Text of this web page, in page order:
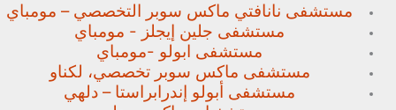
مستشفى نانافتي ماكس سوبر التخصصي – مومباي
مستشفى جلين إيجلز - مومباي
مستشفى ابولو -مومباي
مستشفى ماكس سوبر تخصصي، لكناو
مستشفى أبولو إندرابراستا – دلهي